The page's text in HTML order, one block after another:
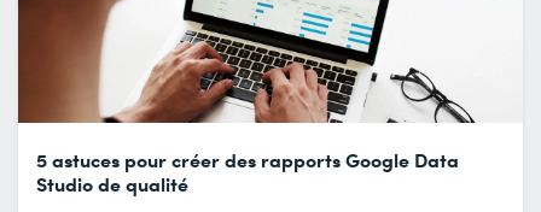
5 astuces pour créer des rapports Google Data
Studio de qualité